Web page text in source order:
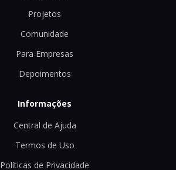
Projetos
Comunidade
Para Empresas
Depoimentos
Informações
Central de Ajuda
Termos de Uso
Políticas de Privacidade